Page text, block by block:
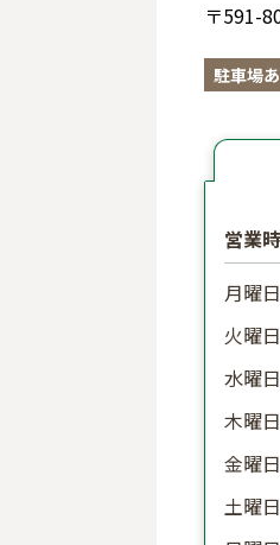
〒591-
駐車場
営業
月曜日
火曜日
水曜日
木曜日
金曜日
土曜日